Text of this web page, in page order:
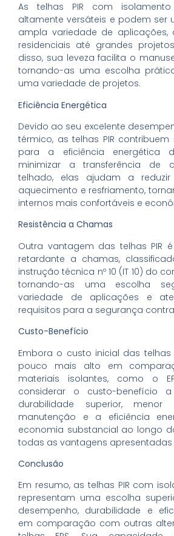
As telhas PIR com
altamente versáteis e podem ser
ampla variedade de aplicações,
residenciais até grandes
disso, sua leveza facilita o
tornando-as uma escolha
uma variedade de projetos.
Eficiência Energética
Devido ao seu excelente
térmico, as telhas PIR contribuem
para a eficiência energética
minimizar a transferência de
telhado, elas ajudam a
aquecimento e resfriamento,
internos mais confortáveis e
Resistência a Chamas
Outra vantagem das telhas PIR
retardante a chamas,
instrução técnica nº 10 (IT 10) do
tornando-as uma escolha
variedade de aplicações e
requisitos para a segurança
Custo-Benefício
Embora o custo inicial das telhas
pouco mais alto em
materiais isolantes, como o
considerar o custo-benefício
durabilidade superior, menor
manutenção e a eficiência
economia substancial ao longo
todas as vantagens apresentadas
Conclusão
Em resumo, as telhas PIR com
representam uma escolha
desempenho, durabilidade e
em comparação com outras